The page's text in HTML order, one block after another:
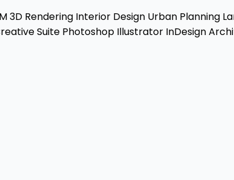
3D Rendering Interior Design Urban Planning
Suite Photoshop Illustrator InDesign